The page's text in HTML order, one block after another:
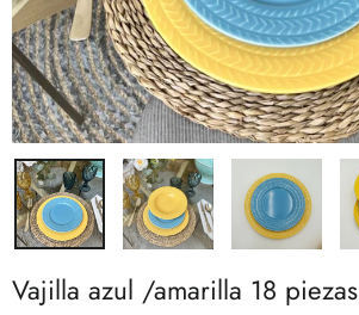
Vajilla azul /amarilla 18 piezas